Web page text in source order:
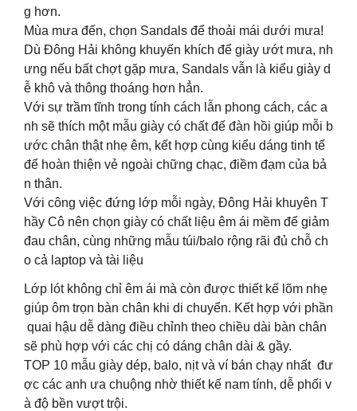
g hơn.
Mùa mưa đến, chọn Sandals để thoải mái dưới mưa!
Dù Đông Hải không khuyến khích để giày ướt mưa, nh
ưng nếu bất chợt gặp mưa, Sandals vẫn là kiểu giày d
ễ khô và thông thoáng hơn hẳn.
Với sự trầm tĩnh trong tính cách lẫn phong cách, các a
nh sẽ thích một mẫu giày có chất đế đàn hồi giúp mỗi b
ước chân thật nhẹ êm, kết hợp cùng kiểu dáng tinh tế
để hoàn thiện vẻ ngoài chững chạc, điềm đạm của bả
n thân.
Với công việc đứng lớp mỗi ngày, Đông Hải khuyên T
hầy Cô nên chọn giày có chất liệu êm ái mềm để giảm
đau chân, cùng những mẫu túi/balo rộng rãi đủ chỗ ch
o cả laptop và tài liệu
Lớp lót không chỉ êm ái mà còn được thiết kế lõm nhẹ
giúp ôm trọn bàn chân khi di chuyển. Kết hợp với phần
quai hậu dễ dàng điều chỉnh theo chiều dài bàn chân
sẽ phù hợp với các chị có dáng chân dài & gầy.
TOP 10 mẫu giày dép, balo, nịt và ví bán chạy nhất đư
ợc các anh ưa chuộng nhờ thiết kế nam tính, dễ phối v
à độ bền vượt trội.